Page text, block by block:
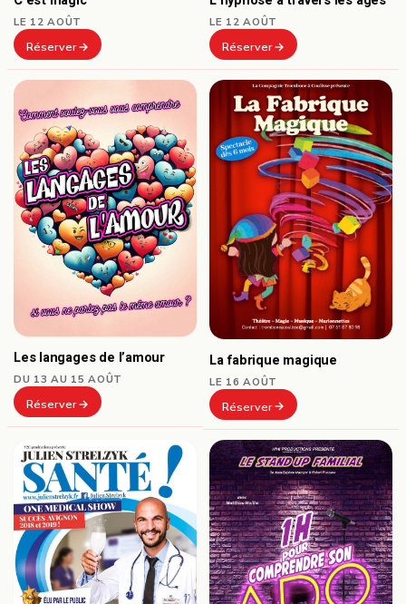
LE 12 AOÛT
Réserver
LE 12 AOÛT
Réserver
Les langages de l’amour
DU 13 AU 15 AOÛT
Réserver
La fabrique magique
LE 16 AOÛT
Réserver